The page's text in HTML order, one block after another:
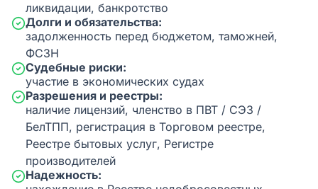
ликвидации, банкротство
Долги и обязательства:
задолженность перед бюджетом, таможней,
ФСЗН
Судебные риски:
участие в экономических судах
Разрешения и реестры:
наличие лицензий, членство в ПВТ / СЭЗ /
БелТПП, регистрация в Торговом реестре,
Реестре бытовых услуг, Регистре
производителей
Надежность: